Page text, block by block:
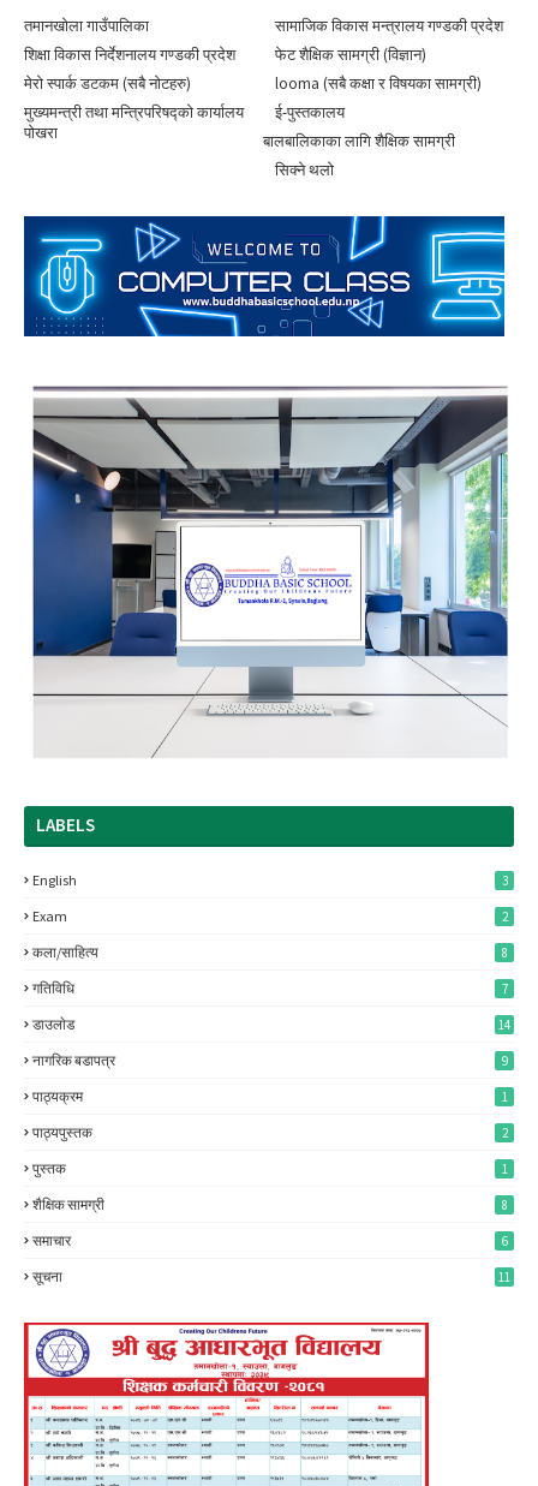
तमानखोला गाउँपालिका
सामाजिक विकास मन्त्रालय गण्डकी प्रदेश
शिक्षा विकास निर्देशनालय गण्डकी प्रदेश
फेट शैक्षिक सामग्री (विज्ञान)
मेरो स्पार्क डटकम (सबै नोटहरु)
looma (सबै कक्षा र विषयका सामग्री)
मुख्यमन्त्री तथा मन्त्रिपरिषद्को कार्यालय
पोखरा
ई-पुस्तकालय
बालबालिकाका लागि शैक्षिक सामग्री
सिक्ने थलाे
LABELS
English 3
Exam 2
कला/साहित्य 8
गतिविधि 7
डाउलाेड 14
नागरिक बडापत्र 9
पाठ्यक्रम 1
पाठ्यपुस्तक 2
पुस्तक 1
शैक्षिक सामग्री 8
समाचार 6
सूचना 11